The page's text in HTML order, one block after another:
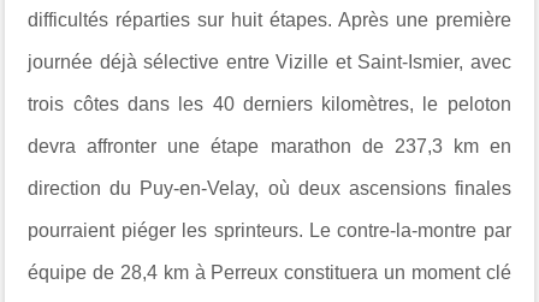
difficultés réparties sur huit étapes. Après une première
journée déjà sélective entre Vizille et Saint-Ismier, avec
trois côtes dans les 40 derniers kilomètres, le peloton
devra affronter une étape marathon de 237,3 km en
direction du Puy-en-Velay, où deux ascensions finales
pourraient piéger les sprinteurs. Le contre-la-montre par
équipe de 28,4 km à Perreux constituera un moment clé